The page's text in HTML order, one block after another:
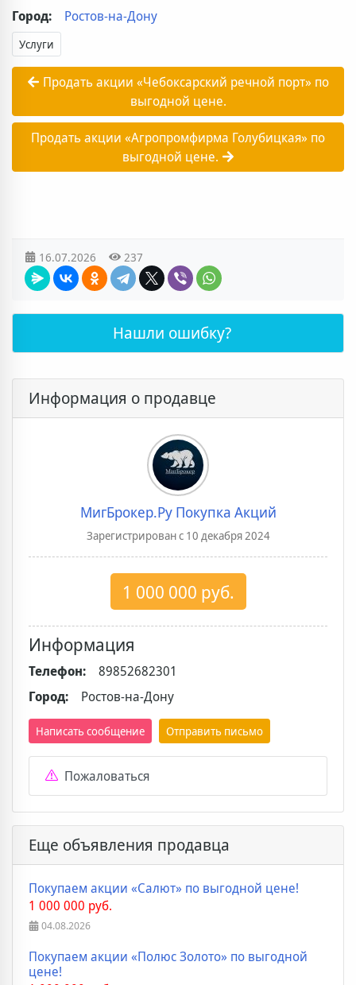
Город:
Ростов-на-Дону
Услуги
Продать акции «Чебоксарский речной порт» по
выгодной цене.
Продать акции «Агропромфирма Голубицкая» по
выгодной цене.
16.07.2026 237
Нашли ошибку?
Информация о продавце
МигБрокер.Ру Покупка Акций
Зарегистрирован с 10 декабря 2024
1 000 000 руб.
Информация
Телефон:
89852682301
Город:
Ростов-на-Дону
Написать сообщение Отправить письмо
Пожаловаться
Еще объявления продавца
Покупаем акции «Салют» по выгодной цене!
1 000 000 руб.
04.08.2026
Покупаем акции «Полюс Золото» по выгодной
цене!